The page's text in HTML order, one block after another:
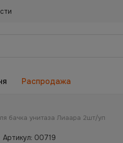
Распродажа
бачка унитаза Лиаара 2шт/уп
Артикул: 00719